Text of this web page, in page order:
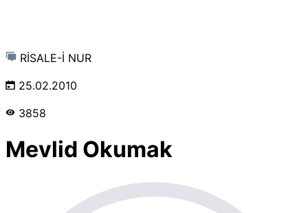
RİSALE-İ NUR
25.02.2010
3858
Mevlid Okumak